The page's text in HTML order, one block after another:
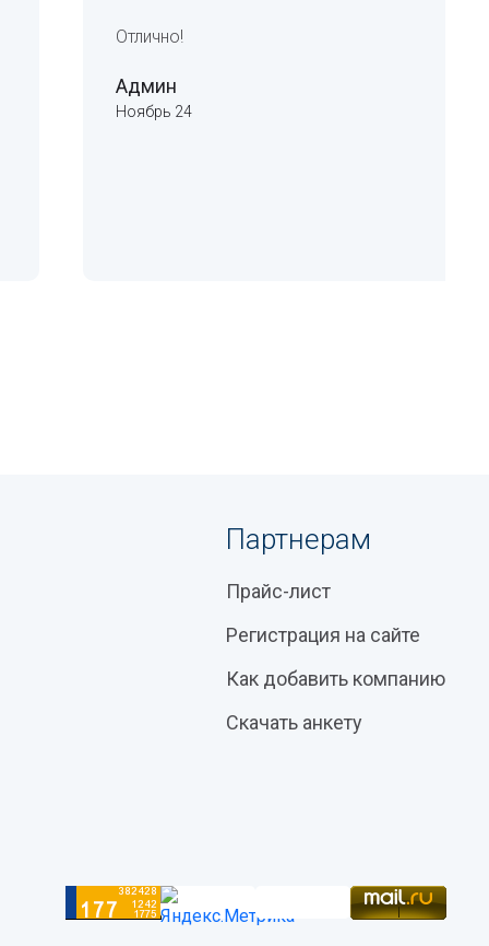
Отлично!
Админ
Ноябрь 24
Партнерам
Прайс-лист
Регистрация на сайте
Как добавить компанию
Скачать анкету